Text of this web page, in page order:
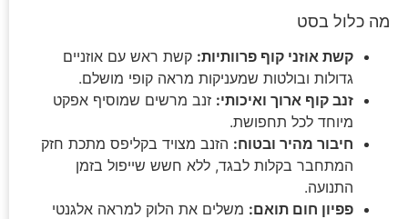
מה כלול בסט
קשת אוזני קוף פרוותיות: קשת ראש עם אוזניים
גדולות ובולטות שמעניקות מראה קופי מושלם.
זנב קוף ארוך ואיכותי: זנב מרשים שמוסיף אפקט
מיוחד לכל תחפושת.
חיבור מהיר ובטוח: הזנב מצויד בקליפס מתכת חזק
המתחבר בקלות לבגד, ללא חשש שייפול בזמן
התנועה.
פפיון חום תואם: משלים את הלוק למראה אלגנטי